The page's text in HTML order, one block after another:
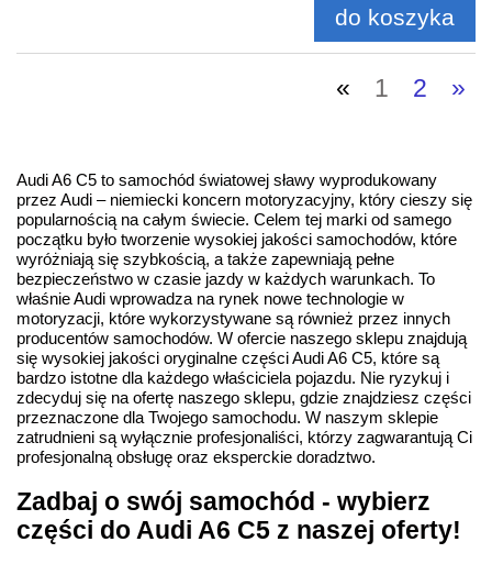
do koszyka
« 1 2 »
Audi A6 C5 to samochód światowej sławy wyprodukowany
przez Audi – niemiecki koncern motoryzacyjny, który cieszy się
popularnością na całym świecie. Celem tej marki od samego
początku było tworzenie wysokiej jakości samochodów, które
wyróżniają się szybkością, a także zapewniają pełne
bezpieczeństwo w czasie jazdy w każdych warunkach. To
właśnie Audi wprowadza na rynek nowe technologie w
motoryzacji, które wykorzystywane są również przez innych
producentów samochodów. W ofercie naszego sklepu znajdują
się wysokiej jakości oryginalne części Audi A6 C5, które są
bardzo istotne dla każdego właściciela pojazdu. Nie ryzykuj i
zdecyduj się na ofertę naszego sklepu, gdzie znajdziesz części
przeznaczone dla Twojego samochodu. W naszym sklepie
zatrudnieni są wyłącznie profesjonaliści, którzy zagwarantują Ci
profesjonalną obsługę oraz eksperckie doradztwo.
Zadbaj o swój samochód - wybierz
części do Audi A6 C5 z naszej oferty!